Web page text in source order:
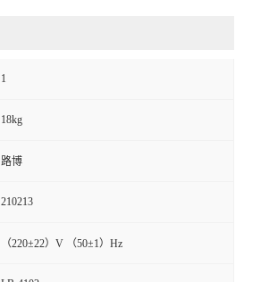
1
18kg
路博
210213
（220±22）V （50±1）Hz